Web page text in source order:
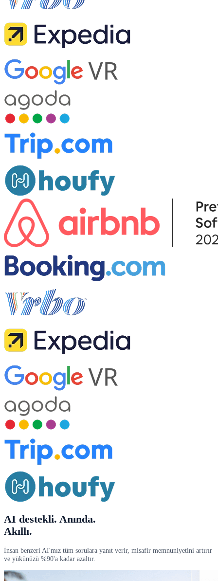
AI destekli. Anında.
Akıllı.
İnsan benzeri AI'mız tüm sorulara yanıt verir, misafir memnuniyetini artırır
ve yükünüzü %90'a kadar azaltır.